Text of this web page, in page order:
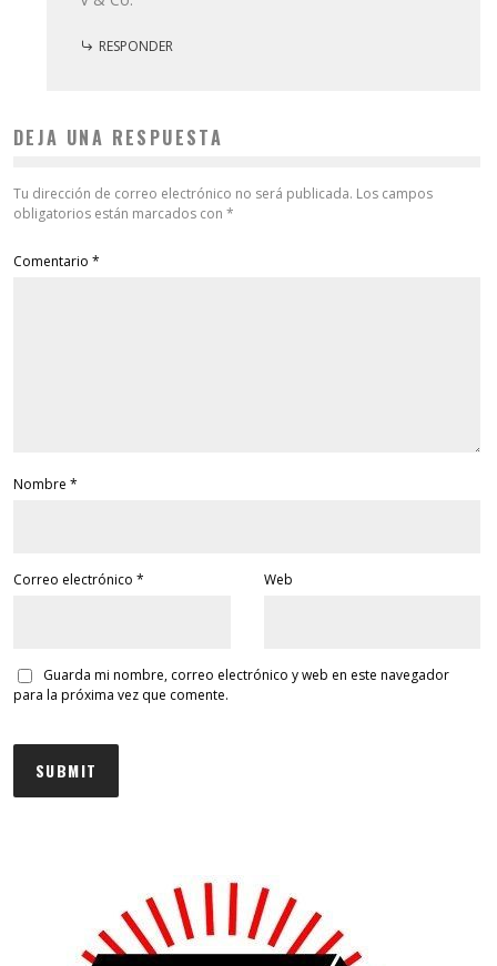
RESPONDER
DEJA UNA RESPUESTA
Tu dirección de correo electrónico no será publicada. Los campos
obligatorios están marcados con *
Comentario *
Nombre *
Correo electrónico * Web
Guarda mi nombre, correo electrónico y web en este navegador
para la próxima vez que comente.